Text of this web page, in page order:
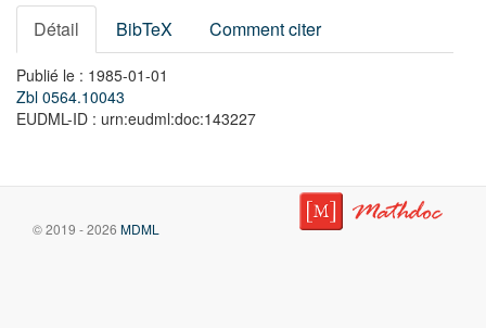
Détail BibTeX Comment citer
Publié le : 1985-01-01
Zbl 0564.10043
EUDML-ID : urn:eudml:doc:143227
© 2019 - 2026 MDML